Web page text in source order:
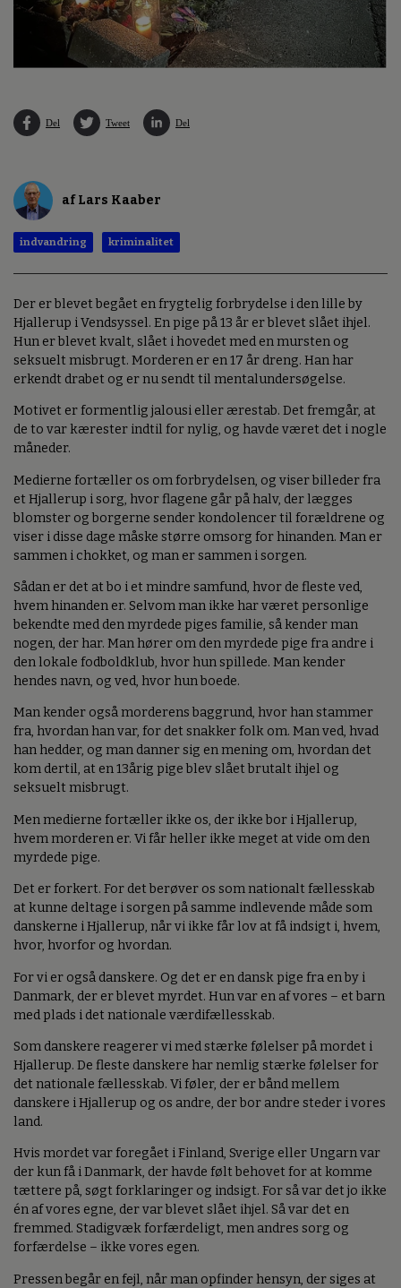
Del Tweet Del
af Lars Kaaber
indvandring kriminalitet
Der er blevet begået en frygtelig forbrydelse i den lille by
Hjallerup i Vendsyssel. En pige på 13 år er blevet slået ihjel.
Hun er blevet kvalt, slået i hovedet med en mursten og
seksuelt misbrugt. Morderen er en 17 år dreng. Han har
erkendt drabet og er nu sendt til mentalundersøgelse.
Motivet er formentlig jalousi eller ærestab. Det fremgår, at
de to var kærester indtil for nylig, og havde været det i nogle
måneder.
Medierne fortæller os om forbrydelsen, og viser billeder fra
et Hjallerup i sorg, hvor flagene går på halv, der lægges
blomster og borgerne sender kondolencer til forældrene og
viser i disse dage måske større omsorg for hinanden. Man er
sammen i chokket, og man er sammen i sorgen.
Sådan er det at bo i et mindre samfund, hvor de fleste ved,
hvem hinanden er. Selvom man ikke har været personlige
bekendte med den myrdede piges familie, så kender man
nogen, der har. Man hører om den myrdede pige fra andre i
den lokale fodboldklub, hvor hun spillede. Man kender
hendes navn, og ved, hvor hun boede.
Man kender også morderens baggrund, hvor han stammer
fra, hvordan han var, for det snakker folk om. Man ved, hvad
han hedder, og man danner sig en mening om, hvordan det
kom dertil, at en 13årig pige blev slået brutalt ihjel og
seksuelt misbrugt.
Men medierne fortæller ikke os, der ikke bor i Hjallerup,
hvem morderen er. Vi får heller ikke meget at vide om den
myrdede pige.
Det er forkert. For det berøver os som nationalt fællesskab
at kunne deltage i sorgen på samme indlevende måde som
danskerne i Hjallerup, når vi ikke får lov at få indsigt i, hvem,
hvor, hvorfor og hvordan.
For vi er også danskere. Og det er en dansk pige fra en by i
Danmark, der er blevet myrdet. Hun var en af vores – et barn
med plads i det nationale værdifællesskab.
Som danskere reagerer vi med stærke følelser på mordet i
Hjallerup. De fleste danskere har nemlig stærke følelser for
det nationale fællesskab. Vi føler, der er bånd mellem
danskere i Hjallerup og os andre, der bor andre steder i vores
land.
Hvis mordet var foregået i Finland, Sverige eller Ungarn var
der kun få i Danmark, der havde følt behovet for at komme
tættere på, søgt forklaringer og indsigt. For så var det jo ikke
én af vores egne, der var blevet slået ihjel. Så var det en
fremmed. Stadigvæk forfærdeligt, men andres sorg og
forfærdelse – ikke vores egen.
Pressen begår en fejl, når man opfinder hensyn, der siges at